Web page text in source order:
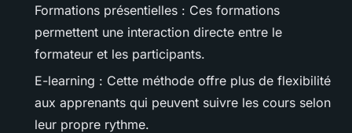
Formations présentielles : Ces formations
permettent une interaction directe entre le
formateur et les participants.
E-learning : Cette méthode offre plus de flexibilité
aux apprenants qui peuvent suivre les cours selon
leur propre rythme.